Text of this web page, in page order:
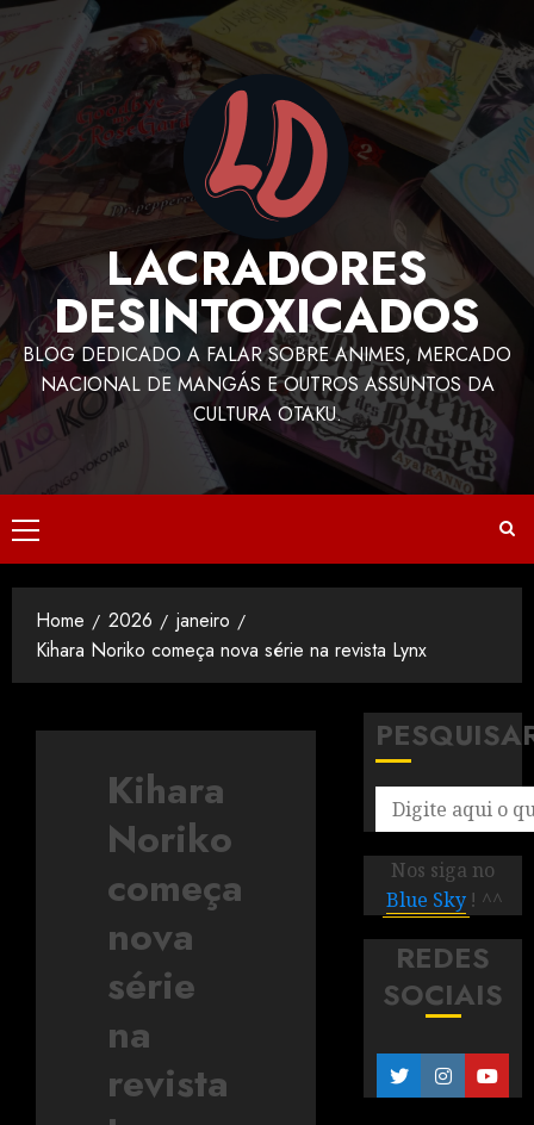
LACRADORES
DESINTOXICADOS
BLOG DEDICADO A FALAR SOBRE ANIMES, MERCADO
NACIONAL DE MANGÁS E OUTROS ASSUNTOS DA
CULTURA OTAKU.
Home 2026
janeiro
Kihara Noriko começa nova série na revista Lynx
Kihara
Noriko
começa
nova
série
na
revista
Nos siga no
Blue Sky ! ^^
REDES
SOCIAIS